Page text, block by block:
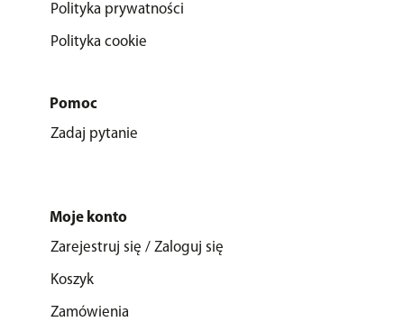
Polityka prywatności
Polityka cookie
Pomoc
Zadaj pytanie
Moje konto
Zarejestruj się / Zaloguj się
Koszyk
Zamówienia